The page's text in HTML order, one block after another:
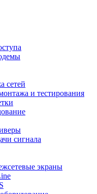
сетей
и тестирования
сигнала
экраны